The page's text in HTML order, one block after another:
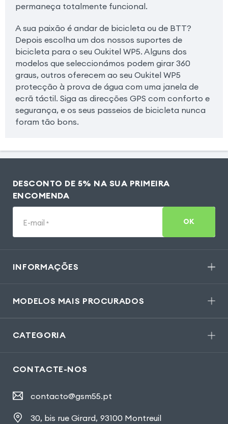
permaneça totalmente funcional.
A sua paixão é andar de bicicleta ou de BTT?
Depois escolha um dos nossos suportes de
bicicleta para o seu Oukitel WP5. Alguns dos
modelos que seleccionámos podem girar 360
graus, outros oferecem ao seu Oukitel WP5
protecção à prova de água com uma janela de
ecrã táctil. Siga as direcções GPS com conforto e
segurança, e os seus passeios de bicicleta nunca
foram tão bons.
DESCONTO DE 5% NA SUA PRIMEIRA
ENCOMENDA
E-mail * OK
INFORMAÇÕES
MODELOS MAIS PROCURADOS
CATEGORIA
CONTACTE-NOS
contacto@gsm55.pt
30, bis rue Girard, 93100 Montreuil